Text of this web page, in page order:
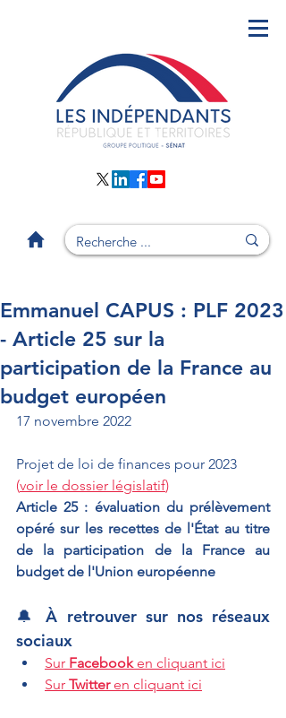
Emmanuel CAPUS : PLF 2023
- Article 25 sur la
participation de la France au
budget européen
17 novembre 2022
Projet de loi de finances pour 2023
(voir le dossier législatif)
Article 25 : évaluation du prélèvement
opéré sur les recettes de l'État au titre
de la participation de la France au
budget de l'Union européenne
🔔 À retrouver sur nos réseaux
sociaux
Sur Facebook en cliquant ici
Sur Twitter en cliquant ici